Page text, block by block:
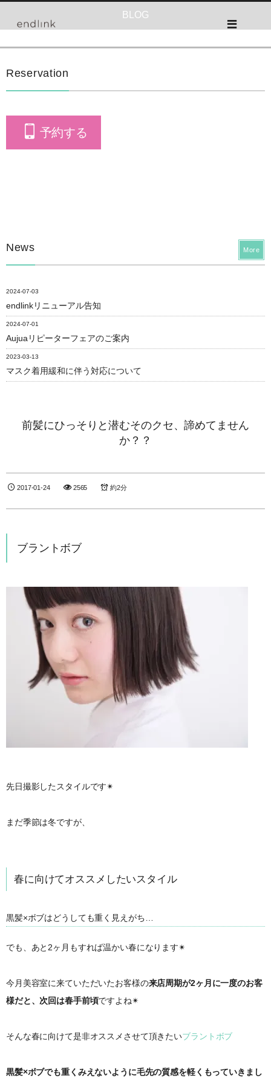
BLOG
Reservation
予約する
News
2024-07-03
endlinkリニューアル告知
2024-07-01
Aujuaリピーターフェアのご案内
2023-03-13
マスク着用緩和に伴う対応について
More
前髪にひっそりと潜むそのクセ、諦めてません
か？？
2017-01-24 2565 約2分
ブラントボブ
先日撮影したスタイルです✴︎
まだ季節は冬ですが、
春に向けてオススメしたいスタイル
黒髪×ボブはどうしても重く見えがち…
でも、あと2ヶ月もすれば温かい春になります✴︎
今月美容室に来ていただいたお客様の来店周期が2ヶ月に一度のお客
様だと、次回は春手前頃ですよね✴︎
そんな春に向けて是非オススメさせて頂きたいブラントボブ
黒髪×ボブでも重くみえないように毛先の質感を軽くもっていきまし